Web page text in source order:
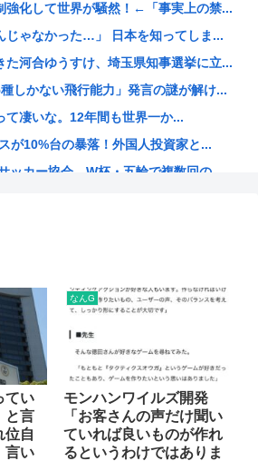
感じた瞬間
足感」大量注文キャンセルで集英社...
ホストに行った息子、絶望www
んでもない恵体の白人美女と結婚して...
ぱみゅ 本名をさらりと告白
主党予備選挙 イスラム教徒の“急...
強化して世界が騒然！←「事実上の禁...
じゃなかった…」 日本を知ってしま...
た河合ゆうすけ、埼玉県知事選挙に立...
しかない飛行能力」発言の謎が解け...
て凄いな。12年間も世界一か...
が10%台の暴落！外国人投資家と...
ッカー協会、W杯・五輪で複数回の...
行部数が初の100万部割れ
れる大物財務官僚、高市早苗の逆鱗に...
殊な標識があるんだけど皆は見たこと...
56す56す56すコロスコロス...
苗の態度が非常に良いと話題
くわからなくなる
財源は今から考える」
てい
と言
位自
言い
なんG
モンハンワイルズ開発
「お客さんの声だけ聞い
ていれば良いものが作れ
るというわけではありま